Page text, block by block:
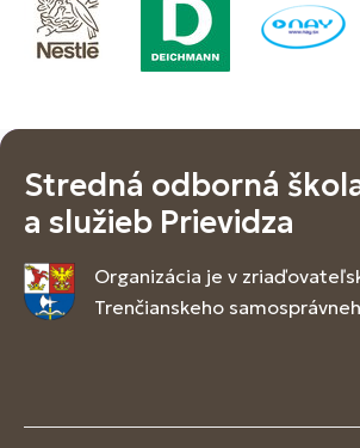
Stredná odborná
a služieb Prievidza
Organizácia je v
Trenčianskeho